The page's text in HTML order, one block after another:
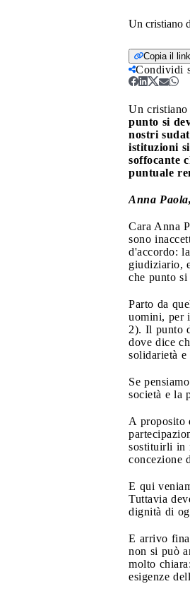
Un cristiano
Copia il link
Condividi
Un cristiano
punto si
nostri
istituzioni
soffocante
puntuale
Anna
Cara Anna
sono
d'accordo:
giudiziario,
che punto
Parto da
uomini, per
2). Il punto
dove dice
solidarietà
Se
società e la
A proposito
sostituirli in
concezione
E qui
Tuttavia
dignità di
E arrivo
non si può
molto
esigenze